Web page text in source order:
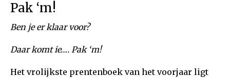
Pak ‘m!
Ben je er klaar voor?
Daar komt ie…. Pak ‘m!
Het vrolijkste prentenboek van het voorjaar ligt